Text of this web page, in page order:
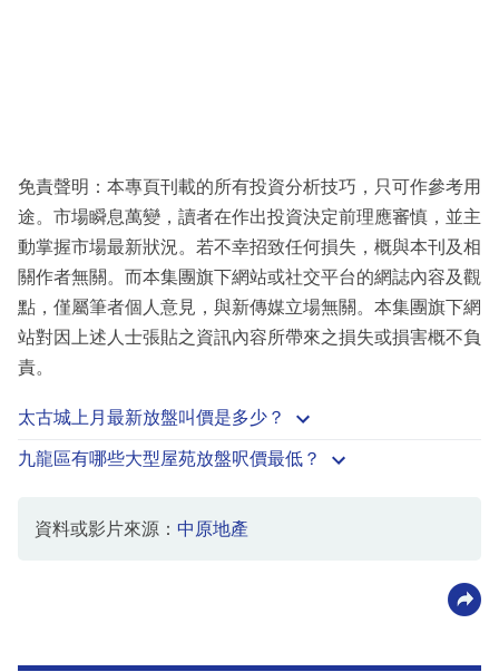
免責聲明：本專頁刊載的所有投資分析技巧，只可作參考用
途。市場瞬息萬變，讀者在作出投資決定前理應審慎，並主
動掌握市場最新狀況。若不幸招致任何損失，概與本刊及相
關作者無關。而本集團旗下網站或社交平台的網誌內容及觀
點，僅屬筆者個人意見，與新傳媒立場無關。本集團旗下網
站對因上述人士張貼之資訊內容所帶來之損失或損害概不負
責。
太古城上月最新放盤叫價是多少？
九龍區有哪些大型屋苑放盤呎價最低？
資料或影片來源： 中原地產